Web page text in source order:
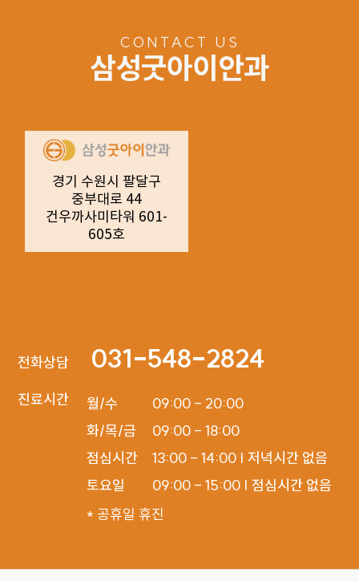
CONTACT US
삼성굿아이안과
경기 수원시 팔달구
중부대로 44
건우까사미타워 601-
605호
전화상담 031-548-2824
진료시간
월/수
화/목/금
점심시간
토요일
09:00 - 20:00
09:00 - 18:00
13:00 - 14:00 | 저녁시간 없음
09:00 - 15:00 | 점심시간 없음
* 공휴일 휴진